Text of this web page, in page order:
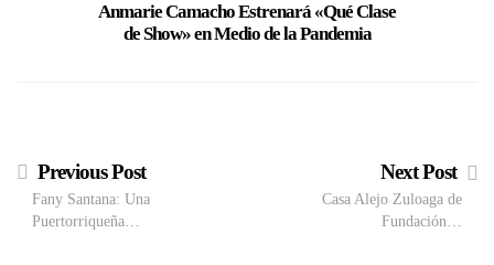
Anmarie Camacho Estrenará «Qué Clase
de Show» en Medio de la Pandemia
Previous Post
Fany Santana: Una
Puertorriqueña…
Next Post
Casa Alejo Zuloaga de
Fundación…